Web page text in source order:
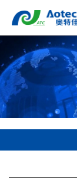
网站首页
关于奥特佳
新闻中心
产业格局
技术创新